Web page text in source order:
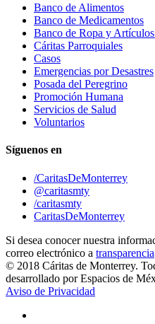
Banco de Alimentos
Banco de Medicamentos
Banco de Ropa y
Cáritas Parroquiales
Casos
Emergencias por Desastres
Posada del Peregrino
Promoción Humana
Servicios de Salud
Voluntarios
Síguenos en
/CaritasDeMonterrey
@caritasmty
/caritasmty
CaritasDeMonterrey
Si desea conocer nuestra
correo electrónico a
© 2018 Cáritas de Monterrey.
desarrollado por Espacios de
Aviso de Privacidad